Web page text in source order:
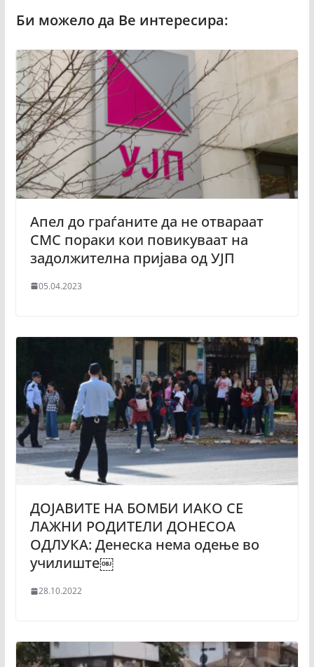
Апел до граѓаните да не отвараат
СМС пораки кои повикуваат на
задолжителна пријава од УЈП
05.04.2023
ДОЈАВИТЕ НА БОМБИ ИАКО СЕ
ЛАЖНИ РОДИТЕЛИ ДОНЕСОА
ОДЛУКА: Денеска нема одење во
училиште￼
28.10.2022